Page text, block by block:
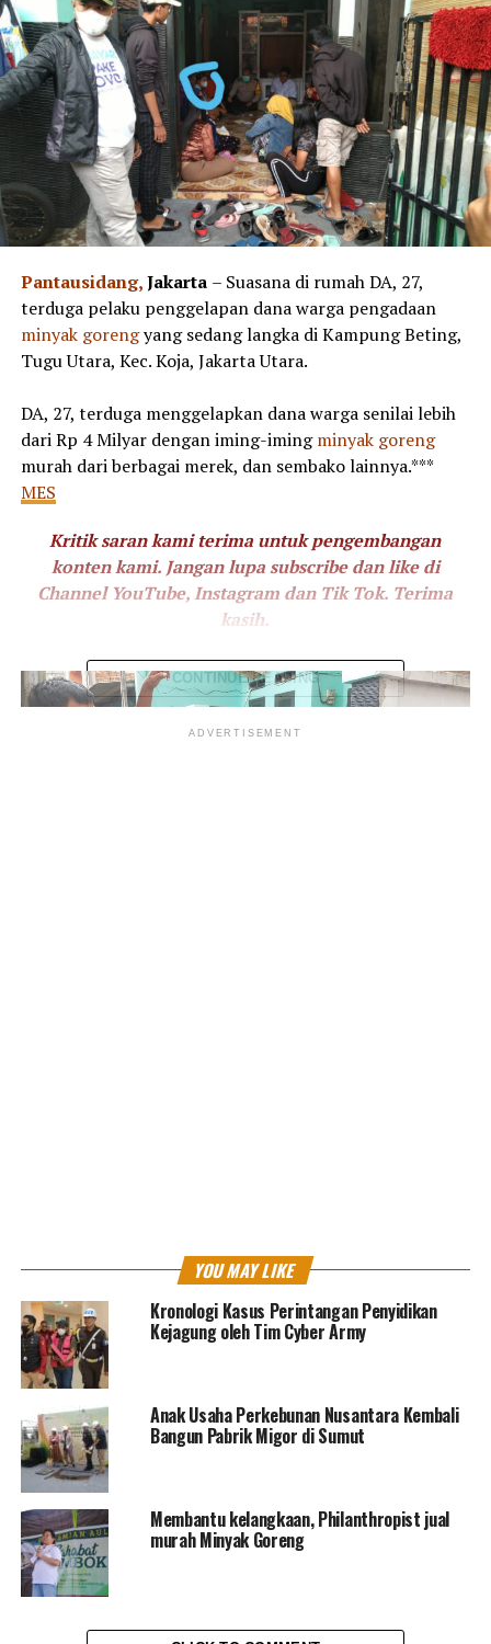
Pantausidang,Jakarta – Suasana di rumah DA, 27,
terduga pelaku penggelapan dana warga pengadaan
minyak gorengyang sedang langka di Kampung Beting,
Tugu Utara, Kec. Koja, Jakarta Utara.
DA, 27, terduga menggelapkan dana warga senilai lebih
dari Rp 4 Milyar dengan iming-imingminyak goreng
murah dari berbagai merek, dan sembako lainnya.***
MES
Kritik saran kami terima untuk pengembangan
konten kami. Jangan lupa subscribe dan like di
Channel YouTube, Instagram dan Tik Tok. Terima
kasih.
Suasana Vaksinasi Boster di Pasar Koja Jakarta Utara
MES Dono
North Jakarta Journalist
CONTINUE READING
ADVERTISEMENT
YOU MAY LIKE
Kronologi Kasus Perintangan Penyidikan
Kejagung oleh Tim Cyber Army
Anak Usaha Perkebunan Nusantara Kembali
Bangun Pabrik Migor di Sumut
Membantu kelangkaan, Philanthropist jual
murah Minyak Goreng